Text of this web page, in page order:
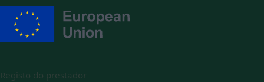
Registo do prestador